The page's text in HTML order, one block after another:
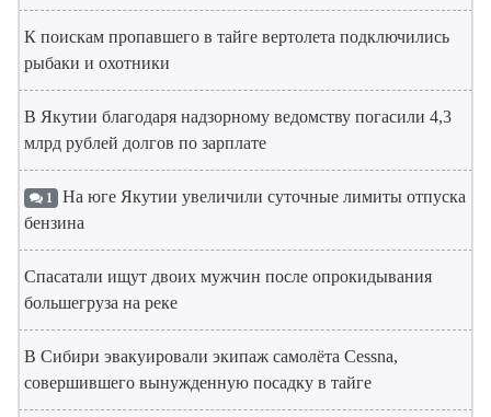
К поискам пропавшего в тайге вертолета подключились
рыбаки и охотники
В Якутии благодаря надзорному ведомству погасили 4,3
млрд рублей долгов по зарплате
1 На юге Якутии увеличили суточные лимиты отпуска
бензина
Спасатали ищут двоих мужчин после опрокидывания
большегруза на реке
В Сибири эвакуировали экипаж самолёта Cessna,
совершившего вынужденную посадку в тайге